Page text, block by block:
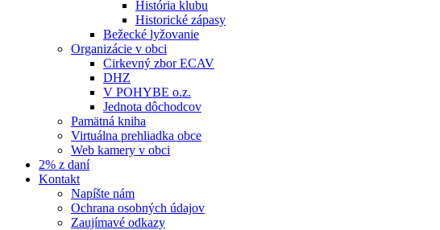
História klubu
Historické zápasy
Bežecké lyžovanie
Organizácie v obci
Cirkevný zbor ECAV
DHZ
V POHYBE o.z.
Jednota dôchodcov
Pamätná kniha
Virtuálna prehliadka obce
Web kamery v obci
2% z daní
Kontakt
Napíšte nám
Ochrana osobných údajov
Zaujímavé odkazy